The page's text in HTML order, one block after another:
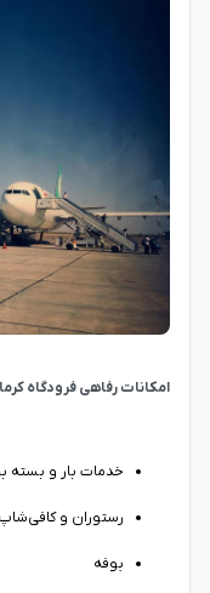
امکانات رفاهی فرودگاه
خدمات بار و بسته
رستوران و کافی‌شاپ
بوفه